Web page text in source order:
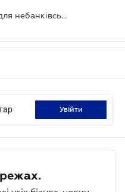
НБУ посилює відповідальність для небанківських установ
увійти